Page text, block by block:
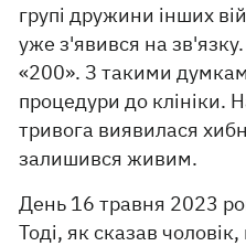
групі дружини інших
уже з'явився на
«200». З такими
процедури до клініки.
тривога виявилася
залишився живим.
День 16 травня 2023
Тоді, як сказав